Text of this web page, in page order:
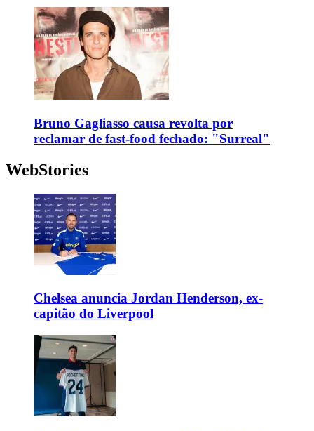
Bruno Gagliasso causa revolta por
reclamar de fast-food fechado: "Surreal"
WebStories
Chelsea anuncia Jordan Henderson, ex-
capitão do Liverpool